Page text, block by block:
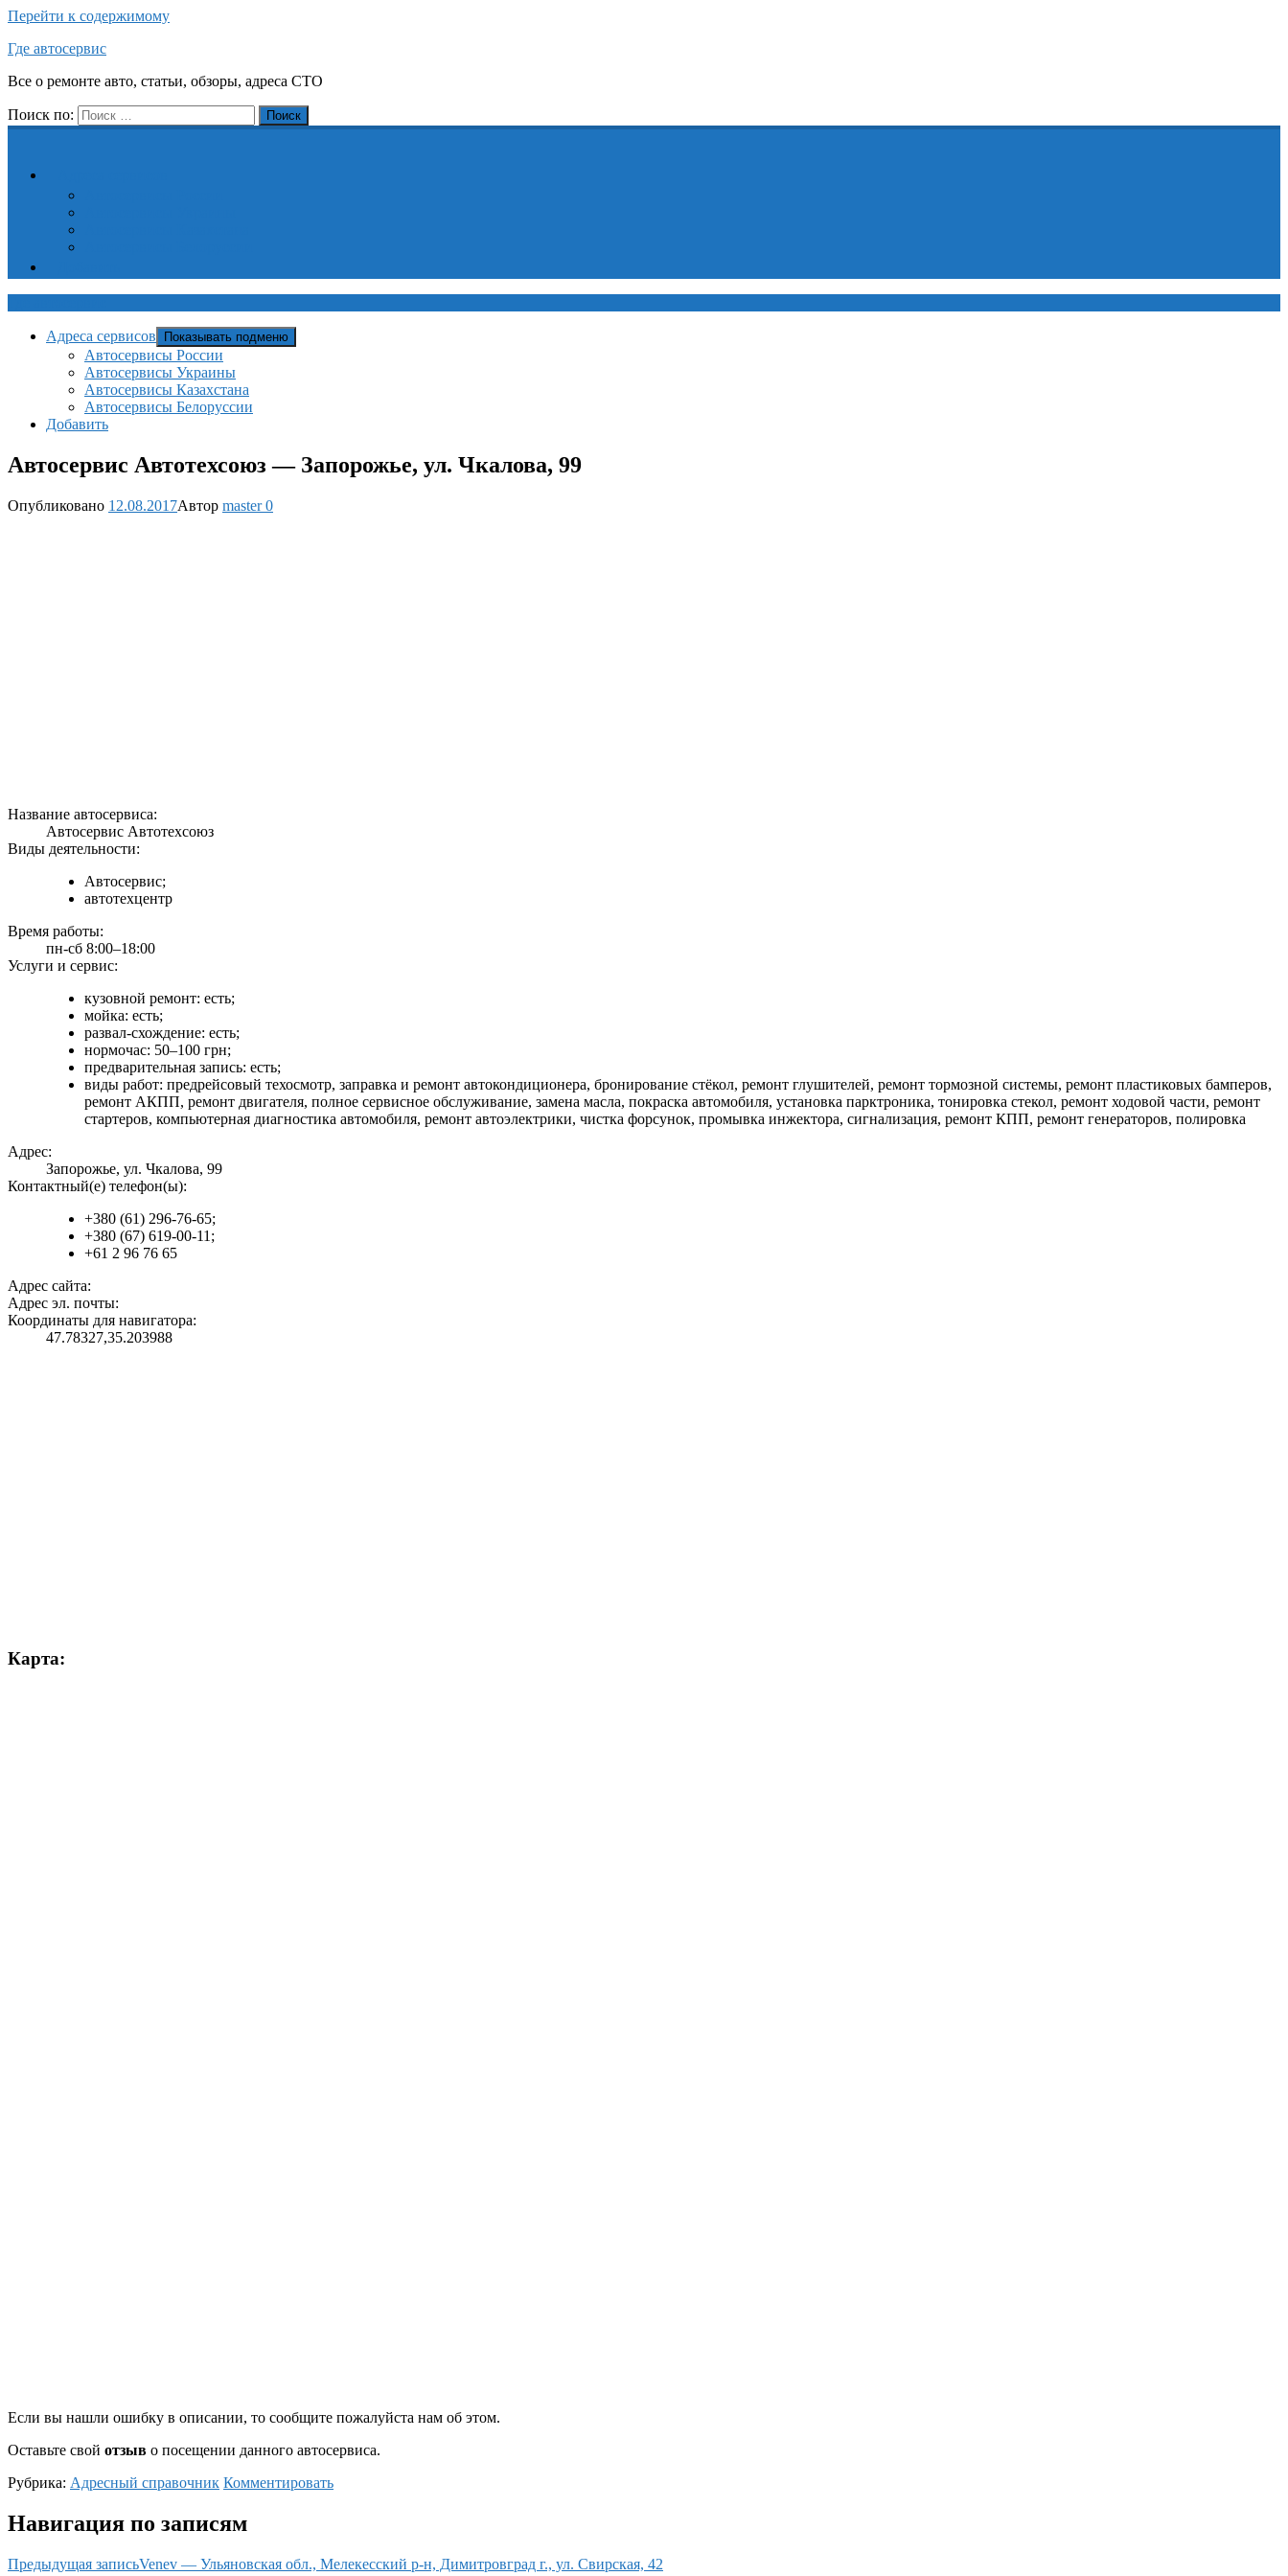
Перейти к содержимому
Где автосервис
Все о ремонте авто, статьи, обзоры, адреса СТО
Поиск по: Поиск
Адреса сервисов Показывать подменю
Автосервисы России
Автосервисы Украины
Автосервисы Казахстана
Автосервисы Белоруссии
Добавить
Автосервис Автотехсоюз — Запорожье, ул. Чкалова, 99
Опубликовано 12.08.2017Автор master0
Название автосервиса:
Автосервис Автотехсоюз
Виды деятельности:
Автосервис;
автотехцентр
Время работы:
пн-сб 8:00–18:00
Услуги и сервис:
кузовной ремонт: есть;
мойка: есть;
развал-схождение: есть;
нормочас: 50–100 грн;
предварительная запись: есть;
виды работ: предрейсовый техосмотр, заправка и ремонт автокондиционера, бронирование стёкол, ремонт глушителей, ремонт тормозной системы, ремонт пластиковых бамперов,
ремонт АКПП, ремонт двигателя, полное сервисное обслуживание, замена масла, покраска автомобиля, установка парктроника, тонировка стекол, ремонт ходовой части, ремонт
стартеров, компьютерная диагностика автомобиля, ремонт автоэлектрики, чистка форсунок, промывка инжектора, сигнализация, ремонт КПП, ремонт генераторов, полировка
Адрес:
Запорожье, ул. Чкалова, 99
Контактный(е) телефон(ы):
+380 (61) 296-76-65;
+380 (67) 619-00-11;
+61 2 96 76 65
Адрес сайта:
Адрес эл. почты:
Координаты для навигатора:
47.78327,35.203988
Карта:
Если вы нашли ошибку в описании, то сообщите пожалуйста нам об этом.
Оставьте свой отзыв о посещении данного автосервиса.
Рубрика: Адресный справочник Комментировать
Навигация по записям
Предыдущая записьVenev — Ульяновская обл., Мелекесский р-н, Димитровград г., ул. Свирская, 42